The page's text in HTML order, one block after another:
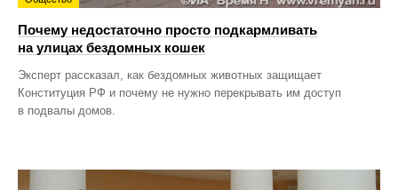
Почему недостаточно просто подкармливать
на улицах бездомных кошек
Эксперт рассказал, как бездомных животных защищает
Конституция РФ и почему не нужно перекрывать им доступ
в подвалы домов.